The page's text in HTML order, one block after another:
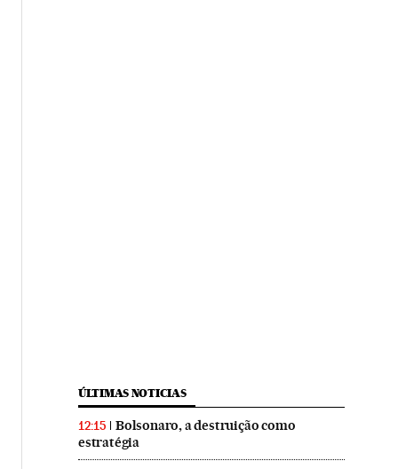
ÚLTIMAS NOTICIAS
12:15
Bolsonaro, a destruição como
estratégia